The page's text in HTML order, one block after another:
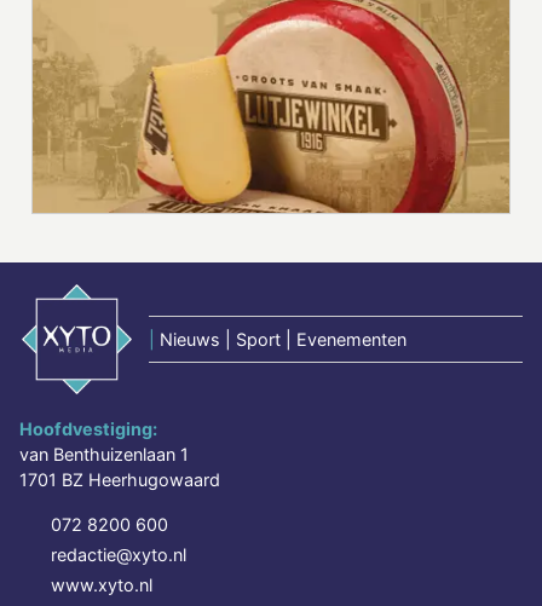
Nieuws | Sport | Evenementen
Hoofdvestiging:
van Benthuizenlaan 1
1701 BZ Heerhugowaard
072 8200 600
redactie@xyto.nl
www.xyto.nl